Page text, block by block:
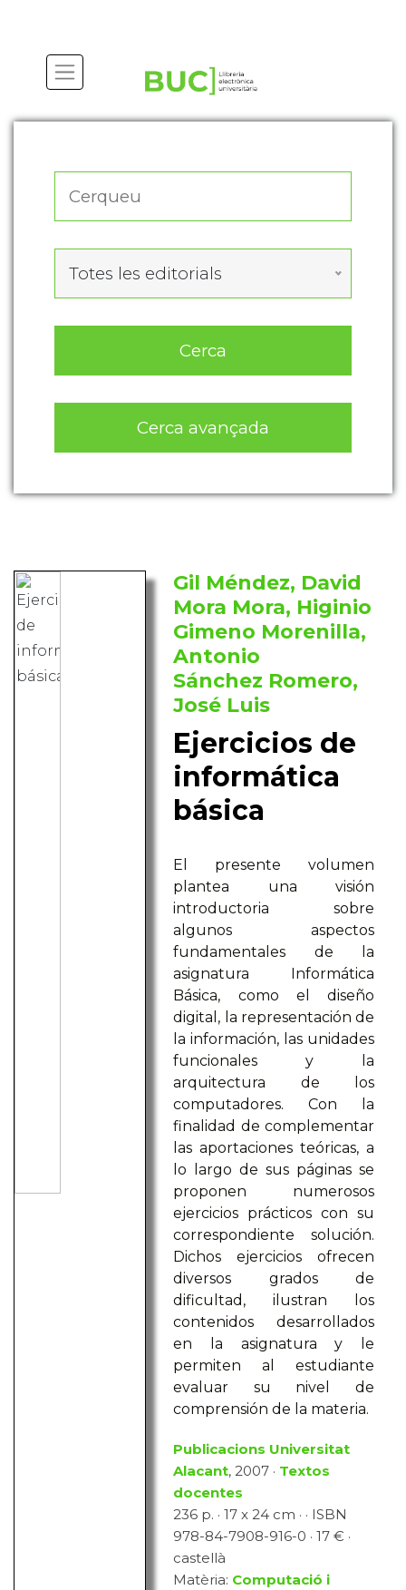
Totes les editorials
Cerca
Cerca avançada
Gil Méndez, David
Mora Mora, Higinio
Gimeno Morenilla,
Antonio
Sánchez Romero,
José Luis
Ejercicios de
informática
básica
El presente volumen
plantea una visión
introductoria sobre
algunos aspectos
fundamentales de la
asignatura Informática
Básica, como el diseño
digital, la representación de
la información, las unidades
funcionales y la
arquitectura de los
computadores. Con la
finalidad de complementar
las aportaciones teóricas, a
lo largo de sus páginas se
proponen numerosos
ejercicios prácticos con su
correspondiente solución.
Dichos ejercicios ofrecen
diversos grados de
dificultad, ilustran los
contenidos desarrollados
en la asignatura y le
permiten al estudiante
evaluar su nivel de
comprensión de la materia.
Publicacions Universitat
Alacant, 2007 · Textos
docentes
236 p. · 17 x 24 cm · · ISBN
978-84-7908-916-0 · 17 € ·
castellà
Matèria: Computació i